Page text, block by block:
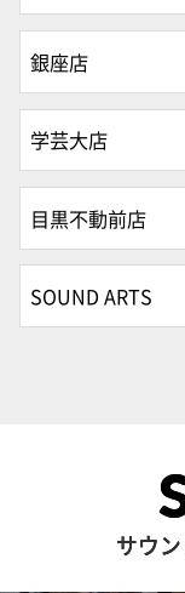
銀座店
学芸大店
目黒不動前店
SOUND ARTS
サウ